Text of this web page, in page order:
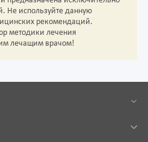
Не используйте данную
рекомендаций.
методики лечения
лечащим врачом!